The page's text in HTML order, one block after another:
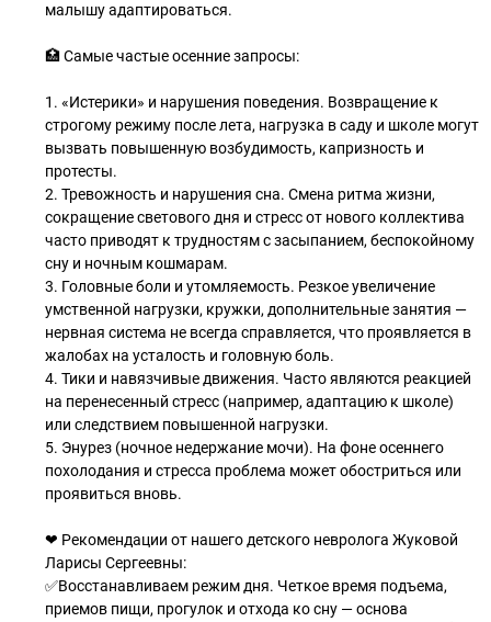
малышу адаптироваться.
🏥 Самые частые осенние запросы:
1. «Истерики» и нарушения поведения. Возвращение к
строгому режиму после лета, нагрузка в саду и школе могут
вызвать повышенную возбудимость, капризность и
протесты.
2. Тревожность и нарушения сна. Смена ритма жизни,
сокращение светового дня и стресс от нового коллектива
часто приводят к трудностям с засыпанием, беспокойному
сну и ночным кошмарам.
3. Головные боли и утомляемость. Резкое увеличение
умственной нагрузки, кружки, дополнительные занятия —
нервная система не всегда справляется, что проявляется в
жалобах на усталость и головную боль.
4. Тики и навязчивые движения. Часто являются реакцией
на перенесенный стресс (например, адаптацию к школе)
или следствием повышенной нагрузки.
5. Энурез (ночное недержание мочи). На фоне осеннего
похолодания и стресса проблема может обостриться или
проявиться вновь.
❤ Рекомендации от нашего детского невролога Жуковой
Ларисы Сергеевны:
✅Восстанавливаем режим дня. Четкое время подъема,
приемов пищи, прогулок и отхода ко сну — основа